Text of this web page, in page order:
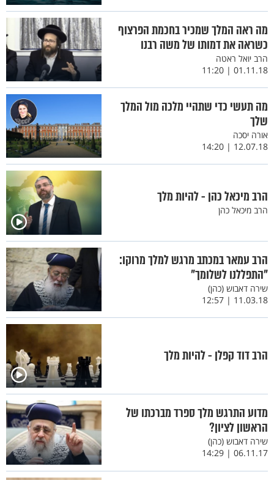
מה ראה המלך שמכיר בחכמת הפרצוף
כשראה את דמותו של משה רבנו
הרב יואל ראטה
01.11.18 | 11:20
מה תעשי כדי שתהיי מלכה מול המלך
שלך
אורה יסכה
12.07.18 | 14:20
הרב מיכאל כהן - להיות מלך
הרב מיכאל כהן
הרב עמאר במכתב מרגש למלך מרוקו:
"התפללנו לשלומך"
שירה דאבוש (כהן)
11.03.18 | 12:57
הרב דוד קפלן - להיות מלך
מדוע התרגש מלך ספרד מברכתו של
הראשון לציון?
שירה דאבוש (כהן)
06.11.17 | 14:29